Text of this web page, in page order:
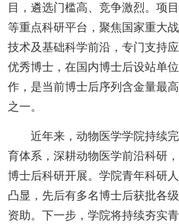
目，遴选门槛高、竞争激烈。项
等重点科研平台，聚焦国家重大
技术及基础科学前沿，专门支持
优秀博士，在国内博士后设站单
作，是当前博士后序列含金量最
之一。
近年来，动物医学学院持续
育体系，深耕动物医学前沿科研
博士后科研开展。学院青年科研
凸显，先后有多名博士后获批各
资助。下一步，学院将持续夯实